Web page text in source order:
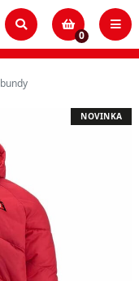
0
bundy
NOVINKA